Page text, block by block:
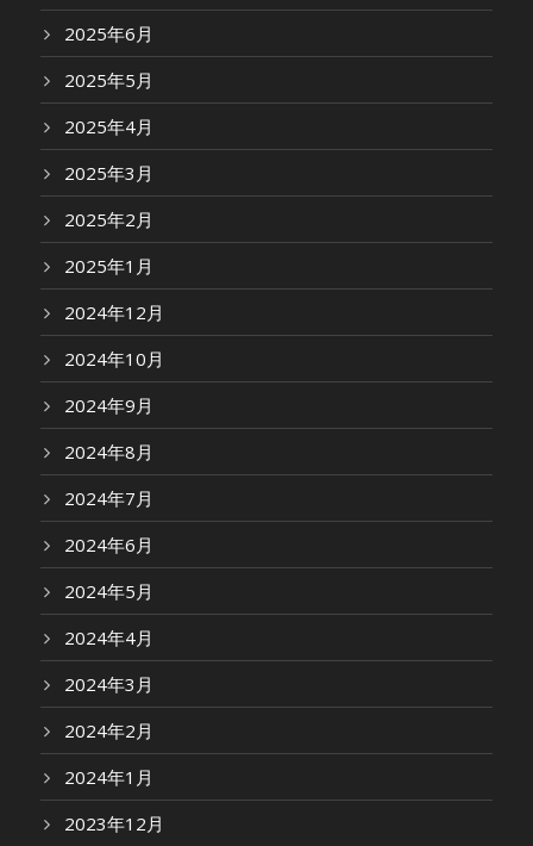
2025年6月
2025年5月
2025年4月
2025年3月
2025年2月
2025年1月
2024年12月
2024年10月
2024年9月
2024年8月
2024年7月
2024年6月
2024年5月
2024年4月
2024年3月
2024年2月
2024年1月
2023年12月